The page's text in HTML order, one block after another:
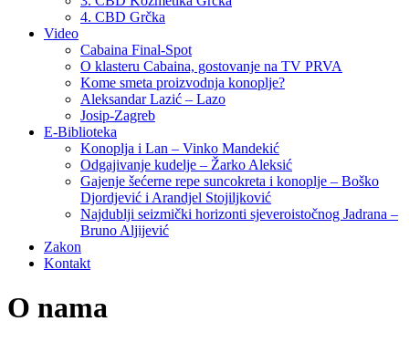
4. CBD Grčka
Video
Cabaina Final-Spot
O klasteru Cabaina, gostovanje na TV PRVA
Kome smeta proizvodnja konoplje?
Aleksandar Lazić – Lazo
Josip-Zagreb
E-Biblioteka
Konoplja i Lan – Vinko Mandekić
Odgajivanje kudelje – Žarko Aleksić
Gajenje šećerne repe suncokreta i konoplje – Boško
Djordjević i Arandjel Stojiljković
Najdublji seizmički horizonti sjeveroistočnog Jadrana –
Bruno Aljijević
Zakon
Kontakt
O nama